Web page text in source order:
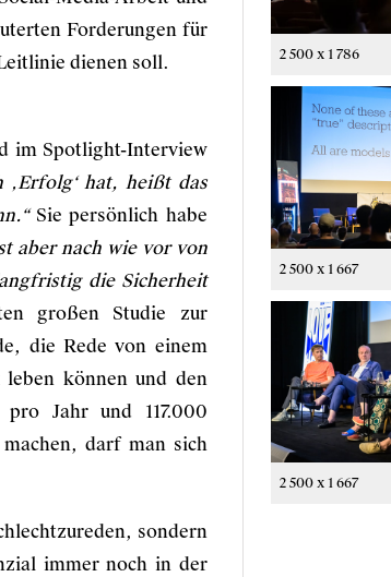
Forderungen für
dienen soll.
im Spotlight-Interview
hat, heißt das
Sie persönlich habe
aber nach wie vor von
die Sicherheit
großen Studie zur
die Rede von einem
können und den
Jahr und 117.000
darf man sich
sondern
immer noch in der
2 500 x 1 786
2 500 x 1 667
2 500 x 1 667